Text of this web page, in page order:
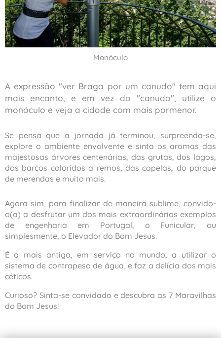
Monóculo
A expressão "ver Braga por um canudo" tem aqui
mais encanto, e em vez do "canudo", utilize o
monóculo e veja a cidade com mais pormenor.
Se pensa que a jornada já terminou, surpreenda-se,
explore o ambiente envolvente e sinta os aromas das
majestosas árvores centenárias, das grutas, dos lagos,
dos barcos coloridos a remos, das capelas, do parque
de merendas e muito mais.
Agora sim, para finalizar de maneira sublime, convido-
o(a) a desfrutar um dos mais extraordinários exemplos
de engenharia em Portugal, o Funicular, ou
simplesmente, o Elevador do Bom Jesus.
É o mais antigo, em serviço no mundo, a utilizar o
sistema de contrapeso de água, e faz a delícia dos mais
céticos.
Curioso? Sinta-se convidado e descubra as 7 Maravilhas
do Bom Jesus!